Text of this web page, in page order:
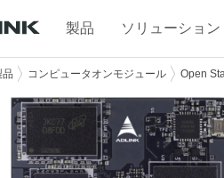
製品 ソリューション
品 コンピュータオンモジュール Open